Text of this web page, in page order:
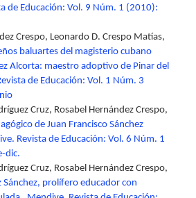
de Educación: Vol. 9 Núm. 1 (2010):
Crespo, Leonardo D. Crespo Matías,
baluartes del magisterio cubano
Alcorta: maestro adoptivo de Pinar del
de Educación: Vol. 1 Núm. 3
Cruz, Rosabel Hernández Crespo,
de Juan Francisco Sánchez
Revista de Educación: Vol. 6 Núm. 1
dic.
Cruz, Rosabel Hernández Crespo,
Sánchez, prolífero educador con